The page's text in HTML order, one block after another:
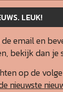
email en
bekijk dan je
op de
nieuwste